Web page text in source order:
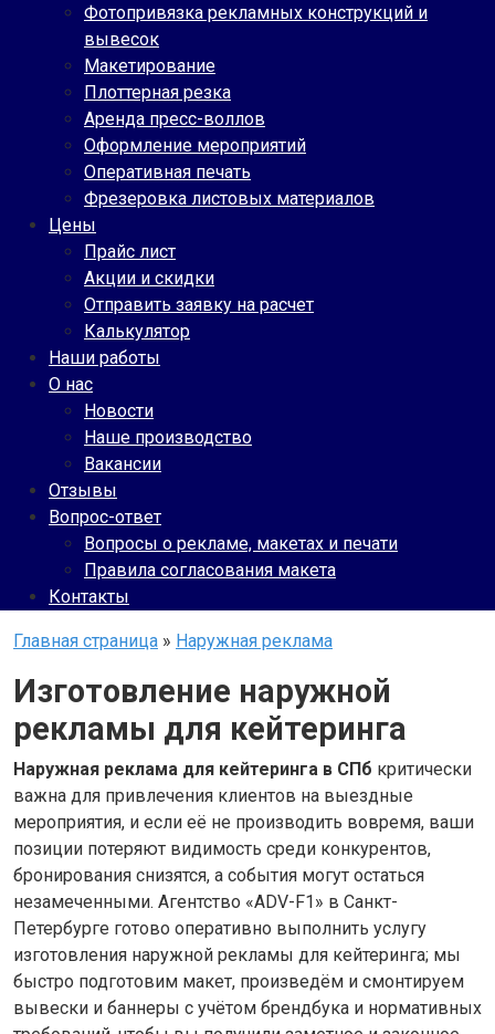
Фотопривязка рекламных конструкций и
вывесок
Макетирование
Плоттерная резка
Аренда пресс-воллов
Оформление мероприятий
Оперативная печать
Фрезеровка листовых материалов
Цены
Прайс лист
Акции и скидки
Отправить заявку на расчет
Калькулятор
Наши работы
О нас
Новости
Наше производство
Вакансии
Отзывы
Вопрос-ответ
Вопросы о рекламе, макетах и печати
Правила согласования макета
Контакты
Главная страница » Наружная реклама
Изготовление наружной
рекламы для кейтеринга
Наружная реклама для кейтеринга в СПб критически
важна для привлечения клиентов на выездные
мероприятия, и если её не производить вовремя, ваши
позиции потеряют видимость среди конкурентов,
бронирования снизятся, а события могут остаться
незамеченными. Агентство «ADV-F1» в Санкт-
Петербурге готово оперативно выполнить услугу
изготовления наружной рекламы для кейтеринга; мы
быстро подготовим макет, произведём и смонтируем
вывески и баннеры с учётом брендбука и нормативных